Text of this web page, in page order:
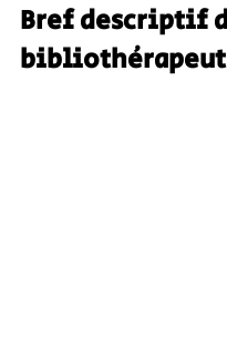
Bref descriptif